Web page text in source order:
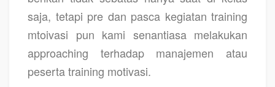
saja, tetapi pre dan pasca kegiatan training
mtoivasi pun kami senantiasa melakukan
approaching terhadap manajemen atau
peserta training motivasi.